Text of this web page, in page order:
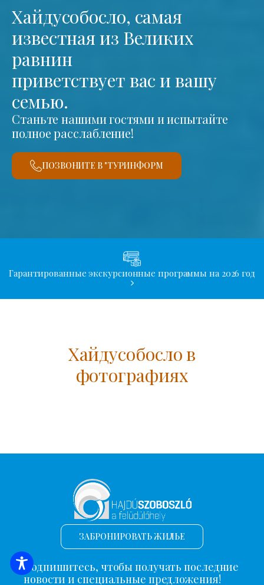
Хайдусобосло, самая
известная из Великих
равнин
приветствует вас и вашу
семью.
Станьте нашими гостями и испытайте
полное расслабление!
ПОЗВОНИТЕ В "ТУРИНФОРМ
Гарантированные экскурсионные программы на 2026 год
Хайдусобосло в
фотографиях
ПОИСК ЖИЛЬЯ
ЗАБРОНИРОВАТЬ ЖИЛЬЕ
Подпишитесь, чтобы получать последние
новости и специальные предложения!